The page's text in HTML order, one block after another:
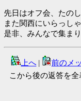
先日はオフ会、たの
また関西にいらっし
是非、みんなで集ま
上へ | 前のメ
こから後の返答を全